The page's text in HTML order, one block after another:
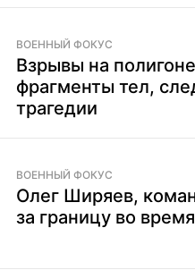
ВОЕННЫЙ ФОКУС
Взрывы на
фрагменты тел,
трагедии
ВОЕННЫЙ ФОКУС
Олег Ширяев,
за границу во